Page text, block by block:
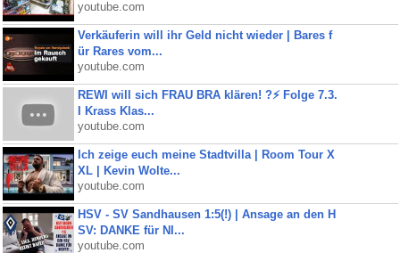
youtube.com
Verkäuferin will ihr Geld nicht wieder | Bares f
ür Rares vom...
youtube.com
REWI will sich FRAU BRA klären! ?⚡️ Folge 7.3.
I Krass Klas...
youtube.com
Ich zeige euch meine Stadtvilla | Room Tour X
XL | Kevin Wolte...
youtube.com
HSV - SV Sandhausen 1:5(!) | Ansage an den H
SV: DANKE für NI...
youtube.com